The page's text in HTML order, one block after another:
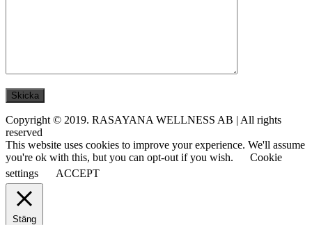
Copyright © 2019. RASAYANA WELLNESS AB | All rights
reserved
This website uses cookies to improve your experience. We'll assume
you're ok with this, but you can opt-out if you wish.
Cookie
settings
ACCEPT
Stäng